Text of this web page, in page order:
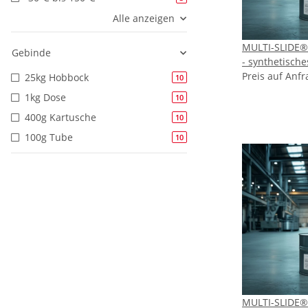
MULTI-
-
Preis auf
MULTI-
Alle anzeigen
Gebinde
25kg Hobbock
10
1kg Dose 10
400g Kartusche 10
100g Tube 10